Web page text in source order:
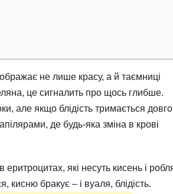
не лише красу, а й таємниці
це сигналить про щось глибше.
але якщо блідість тримається
де будь-яка зміна в крові
які несуть кисень і
бракує – і вуаля, блідість.